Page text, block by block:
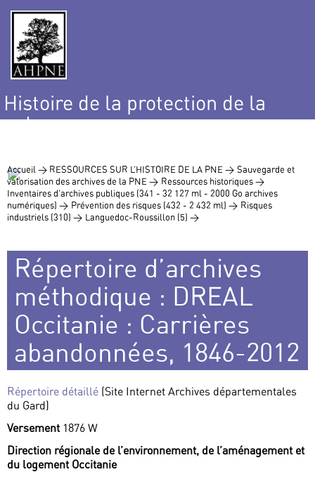
Histoire de la protection de la
nature
Accueil > RESSOURCES SUR L’HISTOIRE DE LA PNE > Sauvegarde et
valorisation des archives de la PNE > Ressources historiques >
Inventaires d’archives publiques (341 - 32 127 ml - 2000 Go archives
numériques) > Prévention des risques (432 - 2 432 ml) > Risques
industriels (310) > Languedoc-Roussillon (5) >
Répertoire d’archives
méthodique : DREAL
Occitanie : Carrières
abandonnées, 1846-2012
Répertoire détaillé (Site Internet Archives départementales
du Gard)
Versement 1876 W
Direction régionale de l’environnement, de l’aménagement et
du logement Occitanie